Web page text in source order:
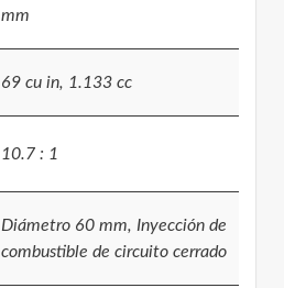
mm
69 cu in, 1.133 cc
10.7 : 1
Diámetro 60 mm, Inyección de
combustible de circuito cerrado